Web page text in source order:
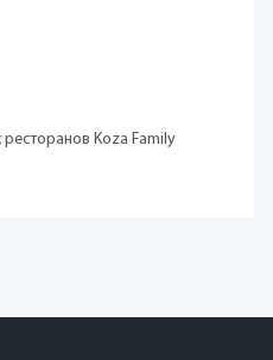
Koza Family